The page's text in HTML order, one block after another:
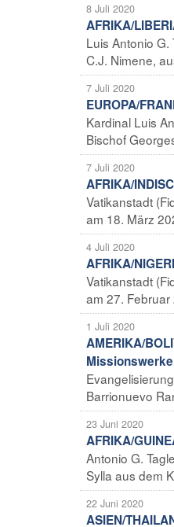
8 Juli 2020
AFRIKA/
Luis Antonio
C.J. Nimene,
7 Juli 2020
EUROPA/
Kardinal Luis
Bischof
7 Juli 2020
AFRIKA/
Vatikanstadt
am 18. März
4 Juli 2020
AFRIKA/
Vatikanstadt
am 27.
1 Juli 2020
AMERIKA/
Barrionuevo
23 Juni 2020
AFRIKA/
Antonio G.
Sylla aus dem
22 Juni 2020
ASIEN/